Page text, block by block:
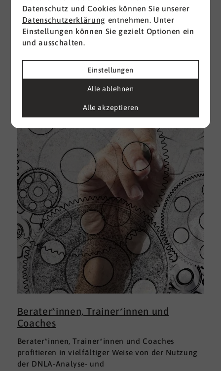
Berater*innen, Trainer*innen und
Coaches
Berater*innen, Trainer*innen und Coaches
profitieren in vielfältiger Weise von der Nutzung
der DNLA-Analyse- und
Datenschutz und Cookies können Sie unserer
Datenschutzerklärung entnehmen. Unter
Einstellungen können Sie gezielt Optionen ein
und ausschalten.
Einstellungen
Alle ablehnen
Alle akzeptieren